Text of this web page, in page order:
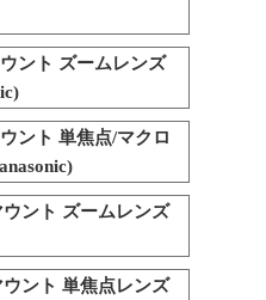
ント ズームレンズ
ント 単焦点/マクロ
ント ズームレンズ
ント 単焦点レンズ